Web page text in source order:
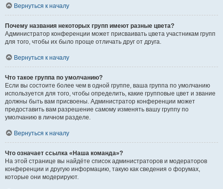
Вернуться к началу
Почему названия некоторых групп имеют разные цвета?
Администратор конференции может присваивать цвета участникам групп
для того, чтобы их было проще отличать друг от друга.
Вернуться к началу
Что такое группа по умолчанию?
Если вы состоите более чем в одной группе, ваша группа по умолчанию
используется для того, чтобы определить, какие групповые цвет и звание
должны быть вам присвоены. Администратор конференции может
предоставить вам разрешение самому изменять вашу группу по
умолчанию в личном разделе.
Вернуться к началу
Что означает ссылка «Наша команда»?
На этой странице вы найдёте список администраторов и модераторов
конференции и другую информацию, такую как сведения о форумах,
которые они модерируют.